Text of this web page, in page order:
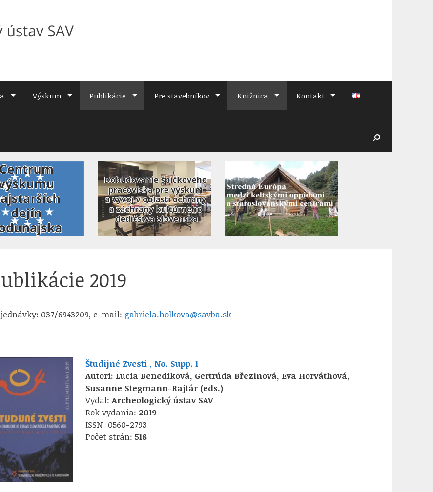
Výskum Publikácie Pre stavebníkov Knižnica Kontakt
2019
037/6943209, e-mail: gabriela.holkova@savba.sk
Študijné Zvesti , No. Supp. 1
Autori: Lucia Benediková, Gertrúda Březinová, Eva Horváthová,
Susanne Stegmann-Rajtár (eds.)
Vydal:Archeologický ústav SAV
Rok vydania: 2019
ISSN 0560-2793
Počet strán: 518